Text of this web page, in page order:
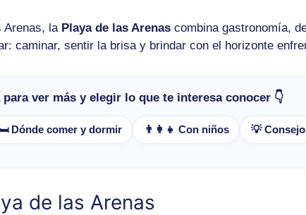
Arenas, la Playa de las Arenas combina gastronomía,
caminar, sentir la brisa y brindar con el horizonte
ver más y elegir lo que te interesa conocer 👇
Dónde comer y dormir 👨‍👩‍👧 Con niños 💡
de las Arenas